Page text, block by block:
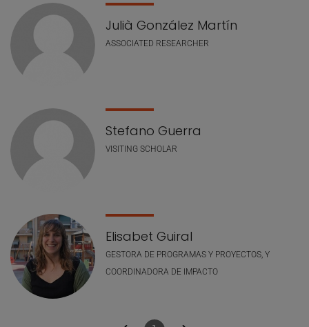
Julià González Martín
ASSOCIATED RESEARCHER
Stefano Guerra
VISITING SCHOLAR
Elisabet Guiral
GESTORA DE PROGRAMAS Y PROYECTOS, Y
COORDINADORA DE IMPACTO